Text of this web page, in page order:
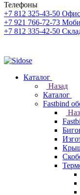
Телефоны
+7 812 325-43-50 Офис
+7 921 766-72-73
+7 812 335-42-50
Каталог
Назад
Каталог
Fastbind